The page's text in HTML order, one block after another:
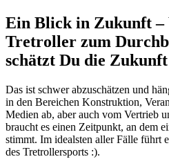
Ein Blick in Zukunft –
Tretroller zum
schätzt Du die Zukunft
Das ist schwer abzuschätzen und
in den Bereichen Konstruktion,
Medien ab, aber auch vom Vertrieb
braucht es einen Zeitpunkt, an dem
stimmt. Im idealsten aller Fälle führt
des Tretrollersports :).